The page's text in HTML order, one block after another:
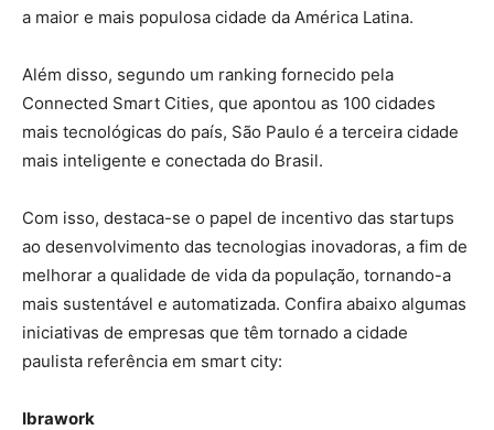
a maior e mais populosa cidade da América Latina.
Além disso, segundo um ranking fornecido pela
Connected Smart Cities, que apontou as 100 cidades
mais tecnológicas do país, São Paulo é a terceira cidade
mais inteligente e conectada do Brasil.
Com isso, destaca-se o papel de incentivo das startups
ao desenvolvimento das tecnologias inovadoras, a fim de
melhorar a qualidade de vida da população, tornando-a
mais sustentável e automatizada. Confira abaixo algumas
iniciativas de empresas que têm tornado a cidade
paulista referência em smart city:
Ibrawork